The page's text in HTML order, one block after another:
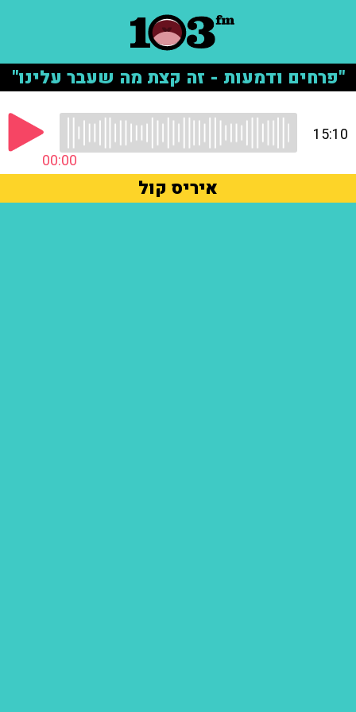
"פרחים ודמעות - זה קצת מה שעבר עלינו"
00:00
15:10
איריס קול